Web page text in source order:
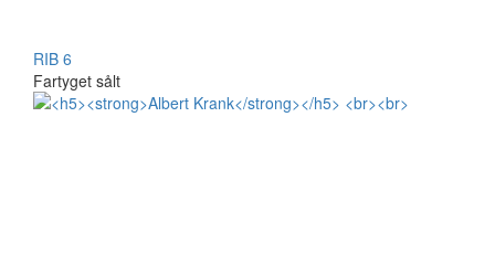
RIB 6
Fartyget sålt